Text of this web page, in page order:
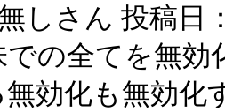
しさん 投稿日
の全てを無効
効化も無効化